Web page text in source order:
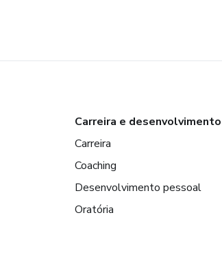
Carreira e
Carreira
Coaching
Desenvolvimento pessoal
Oratória